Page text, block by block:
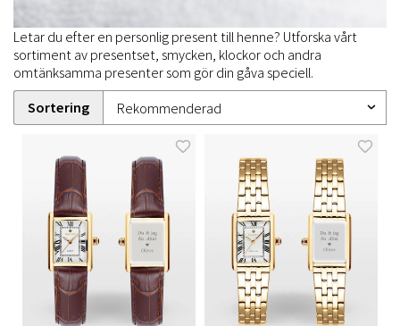
Letar du efter en personlig present till henne? Utforska vårt
sortiment av presentset, smycken, klockor och andra
omtänksamma presenter som gör din gåva speciell.
Sortering